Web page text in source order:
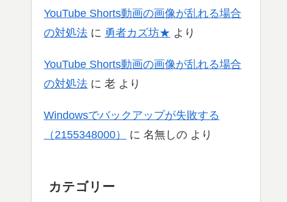
YouTube Shorts動画の画像が乱れる場合
の対処法 に 勇者カズ坊★ より
YouTube Shorts動画の画像が乱れる場合
の対処法 に 老 より
Windowsでバックアップが失敗する
（2155348000）
に 名無しの より
カテゴリー